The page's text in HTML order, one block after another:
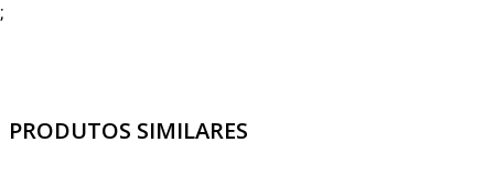
;
PRODUTOS SIMILARES